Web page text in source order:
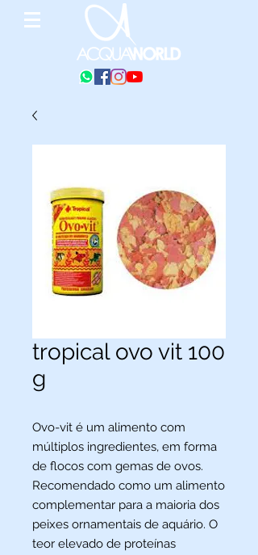
tropical ovo vit 100
g
Ovo-vit é um alimento com
múltiplos ingredientes, em forma
de flocos com gemas de ovos.
Recomendado como um alimento
complementar para a maioria dos
peixes ornamentais de aquário. O
teor elevado de proteínas